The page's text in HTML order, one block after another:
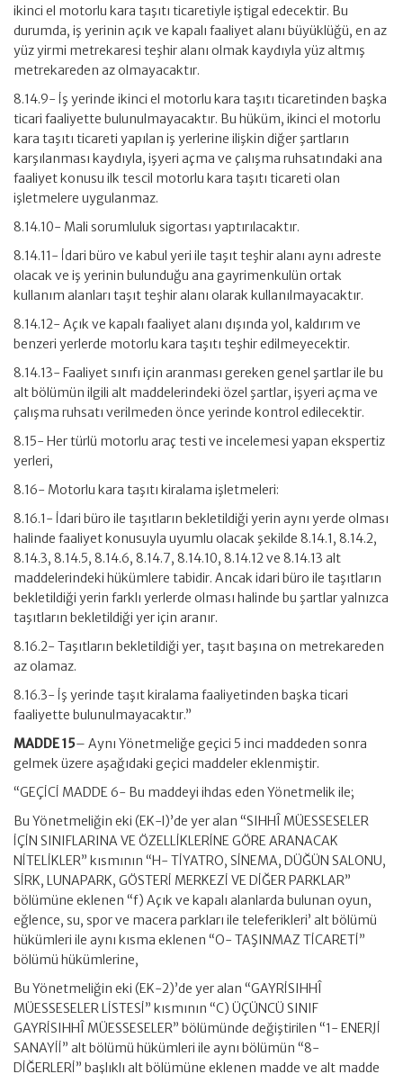
ikinci el motorlu kara taşıtı ticaretiyle iştigal edecektir. Bu
durumda, iş yerinin açık ve kapalı faaliyet alanı büyüklüğü, en az
yüz yirmi metrekaresi teşhir alanı olmak kaydıyla yüz altmış
metrekareden az olmayacaktır.
8.14.9- İş yerinde ikinci el motorlu kara taşıtı ticaretinden başka
ticari faaliyette bulunulmayacaktır. Bu hüküm, ikinci el motorlu
kara taşıtı ticareti yapılan iş yerlerine ilişkin diğer şartların
karşılanması kaydıyla, işyeri açma ve çalışma ruhsatındaki ana
faaliyet konusu ilk tescil motorlu kara taşıtı ticareti olan
işletmelere uygulanmaz.
8.14.10- Mali sorumluluk sigortası yaptırılacaktır.
8.14.11- İdari büro ve kabul yeri ile taşıt teşhir alanı aynı adreste
olacak ve iş yerinin bulunduğu ana gayrimenkulün ortak
kullanım alanları taşıt teşhir alanı olarak kullanılmayacaktır.
8.14.12- Açık ve kapalı faaliyet alanı dışında yol, kaldırım ve
benzeri yerlerde motorlu kara taşıtı teşhir edilmeyecektir.
8.14.13- Faaliyet sınıfı için aranması gereken genel şartlar ile bu
alt bölümün ilgili alt maddelerindeki özel şartlar, işyeri açma ve
çalışma ruhsatı verilmeden önce yerinde kontrol edilecektir.
8.15- Her türlü motorlu araç testi ve incelemesi yapan ekspertiz
yerleri,
8.16- Motorlu kara taşıtı kiralama işletmeleri:
8.16.1- İdari büro ile taşıtların bekletildiği yerin aynı yerde olması
halinde faaliyet konusuyla uyumlu olacak şekilde 8.14.1, 8.14.2,
8.14.3, 8.14.5, 8.14.6, 8.14.7, 8.14.10, 8.14.12 ve 8.14.13 alt
maddelerindeki hükümlere tabidir. Ancak idari büro ile taşıtların
bekletildiği yerin farklı yerlerde olması halinde bu şartlar yalnızca
taşıtların bekletildiği yer için aranır.
8.16.2- Taşıtların bekletildiği yer, taşıt başına on metrekareden
az olamaz.
8.16.3- İş yerinde taşıt kiralama faaliyetinden başka ticari
faaliyette bulunulmayacaktır.”
MADDE 15– Aynı Yönetmeliğe geçici 5 inci maddeden sonra
gelmek üzere aşağıdaki geçici maddeler eklenmiştir.
“GEÇİCİ MADDE 6- Bu maddeyi ihdas eden Yönetmelik ile;
Bu Yönetmeliğin eki (EK-l)’de yer alan “SIHHÎ MÜESSESELER
İÇİN SINIFLARINA VE ÖZELLİKLERİNE GÖRE ARANACAK
NİTELİKLER” kısmının “H- TİYATRO, SİNEMA, DÜĞÜN SALONU,
SİRK, LUNAPARK, GÖSTERİ MERKEZİ VE DİĞER PARKLAR”
bölümüne eklenen “f) Açık ve kapalı alanlarda bulunan oyun,
eğlence, su, spor ve macera parkları ile teleferikleri’ alt bölümü
hükümleri ile aynı kısma eklenen “O- TAŞINMAZ TİCARETİ”
bölümü hükümlerine,
Bu Yönetmeliğin eki (EK-2)’de yer alan “GAYRİSIHHÎ
MÜESSESELER LİSTESİ” kısmının “C) ÜÇÜNCÜ SINIF
GAYRİSIHHÎ MÜESSESELER” bölümünde değiştirilen “1- ENERJİ
SANAYİİ” alt bölümü hükümleri ile aynı bölümün “8-
DİĞERLERİ” başlıklı alt bölümüne eklenen madde ve alt madde